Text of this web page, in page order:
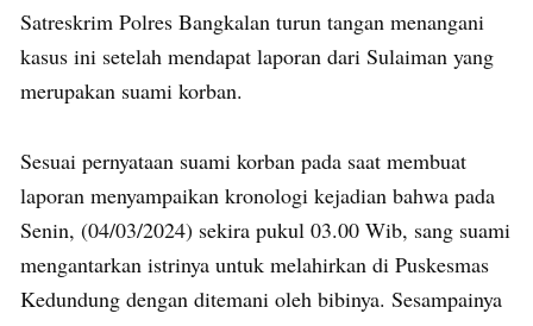
Satreskrim Polres Bangkalan turun tangan menangani
kasus ini setelah mendapat laporan dari Sulaiman yang
merupakan suami korban.
Sesuai pernyataan suami korban pada saat membuat
laporan menyampaikan kronologi kejadian bahwa pada
Senin, (04/03/2024) sekira pukul 03.00 Wib, sang suami
mengantarkan istrinya untuk melahirkan di Puskesmas
Kedundung dengan ditemani oleh bibinya. Sesampainya